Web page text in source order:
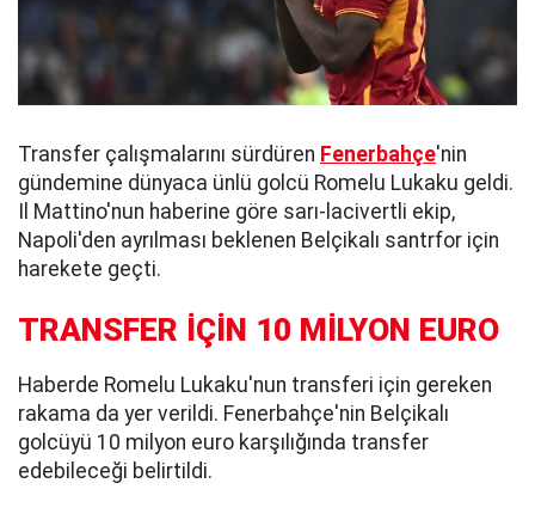
Transfer çalışmalarını sürdüren Fenerbahçe'nin
gündemine dünyaca ünlü golcü Romelu Lukaku geldi.
Il Mattino'nun haberine göre sarı-lacivertli ekip,
Napoli'den ayrılması beklenen Belçikalı santrfor için
harekete geçti.
TRANSFER İÇİN 10 MİLYON EURO
Haberde Romelu Lukaku'nun transferi için gereken
rakama da yer verildi. Fenerbahçe'nin Belçikalı
golcüyü 10 milyon euro karşılığında transfer
edebileceği belirtildi.